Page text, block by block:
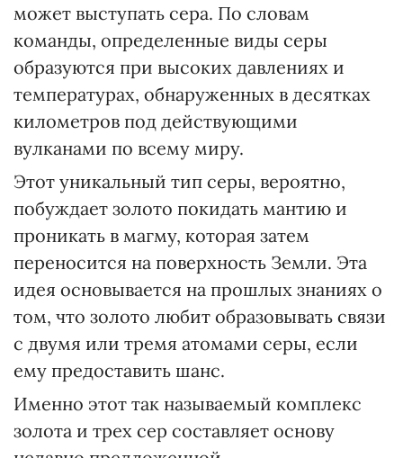
может выступать сера. По словам
команды, определенные виды серы
образуются при высоких давлениях и
температурах, обнаруженных в десятках
километров под действующими
вулканами по всему миру.
Этот уникальный тип серы, вероятно,
побуждает золото покидать мантию и
проникать в магму, которая затем
переносится на поверхность Земли. Эта
идея основывается на прошлых знаниях о
том, что золото любит образовывать связи
с двумя или тремя атомами серы, если
ему предоставить шанс.
Именно этот так называемый комплекс
золота и трех сер составляет основу